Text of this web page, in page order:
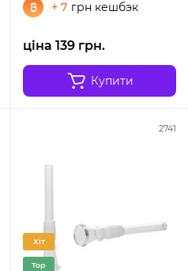
+ 7 грн кешбэк
ціна 139 грн.
Купити
2741
Хіт
Top